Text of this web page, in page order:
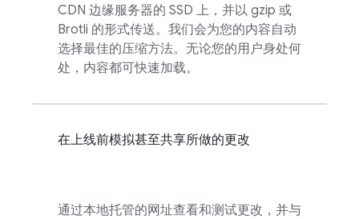
CDN 边缘服务器的 SSD 上，并以 gzip 或
Brotli 的形式传送。我们会为您的内容自动
选择最佳的压缩方法。无论您的用户身处何
处，内容都可快速加载。
在上线前模拟甚至共享所做的更改
通过本地托管的网址查看和测试更改，并与